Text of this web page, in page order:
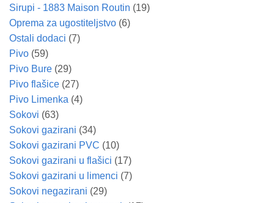
Sirupi - 1883 Maison Routin (19)
Oprema za ugostiteljstvo (6)
Ostali dodaci (7)
Pivo (59)
Pivo Bure (29)
Pivo flašice (27)
Pivo Limenka (4)
Sokovi (63)
Sokovi gazirani (34)
Sokovi gazirani PVC (10)
Sokovi gazirani u flašici (17)
Sokovi gazirani u limenci (7)
Sokovi negazirani (29)